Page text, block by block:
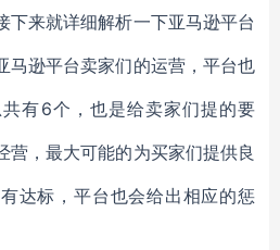
下来就详细解析一下亚马逊平台
马逊平台卖家们的运营，平台也
有6个，也是给卖家们提的要
营，最大可能的为买家们提供良
达标，平台也会给出相应的惩